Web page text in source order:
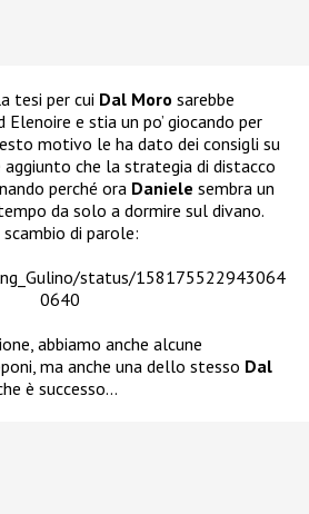
tesi per cui Dal Moro sarebbe
e stia un po’ giocando per
motivo le ha dato dei consigli su
aggiunto che la strategia di distacco
perché ora Daniele sembra un
da solo a dormire sul divano.
di parole:
status/158175522943064
0640
abbiamo anche alcune
ma anche una dello stesso Dal
è successo…